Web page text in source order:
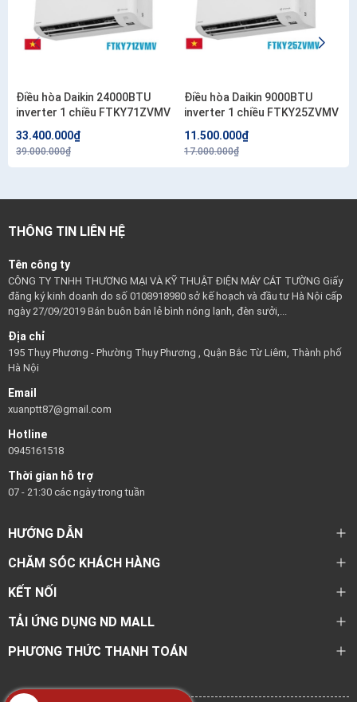
Điều hòa Daikin 24000BTU
inverter 1 chiều FTKY71ZVMV
33.400.000₫
39.000.000₫
Điều hòa Daikin 9000BTU
inverter 1 chiều FTKY25ZVMV
11.500.000₫
17.000.000₫
THÔNG TIN LIÊN HỆ
Tên công ty
CÔNG TY TNHH THƯƠNG MẠI VÀ KỸ THUẬT ĐIỆN MÁY CÁT TƯỜNG Giấy
đăng ký kinh doanh do số 0108918980 sở kế hoạch và đầu tư Hà Nội cấp
ngày 27/09/2019 Bán buôn bán lẻ bình nóng lạnh, đèn sưởi,...
Địa chỉ
195 Thụy Phương - Phường Thụy Phương , Quận Bắc Từ Liêm, Thành phố
Hà Nội
Email
xuanptt87@gmail.com
Hotline
0945161518
Thời gian hỗ trợ
07 - 21:30 các ngày trong tuần
HƯỚNG DẪN
CHĂM SÓC KHÁCH HÀNG
KẾT NỐI
TẢI ỨNG DỤNG ND MALL
PHƯƠNG THỨC THANH TOÁN